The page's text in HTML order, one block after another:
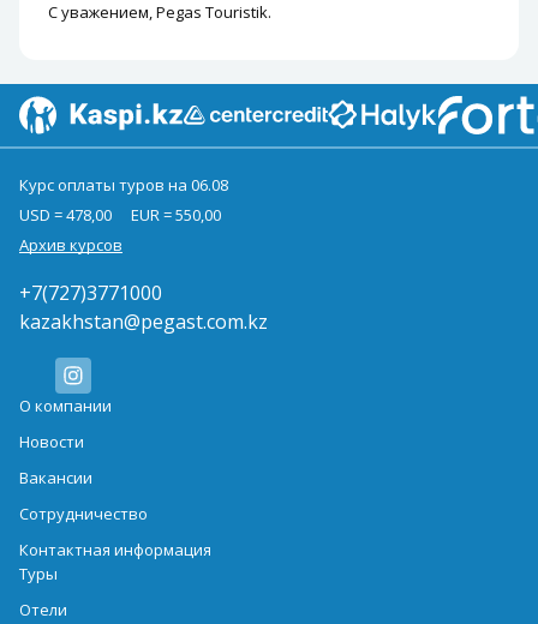
С уважением, Pegas Touristik.
Курс оплаты туров на 06.08
USD = 478,00
EUR = 550,00
Архив курсов
+7(727)3771000
kazakhstan@pegast.com.kz
О компании
Новости
Вакансии
Сотрудничество
Контактная информация
Туры
Отели